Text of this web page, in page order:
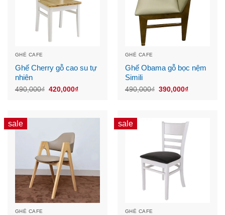
GHẾ CAFE
Ghế Cherry gỗ cao su tự
nhiên
490,000₫ Original
420,000₫Current
GHẾ CAFE
Ghế Obama gỗ bọc nệm
Simili
490,000₫ Original
390,000₫Current
sale
GHẾ CAFE
sale
GHẾ CAFE